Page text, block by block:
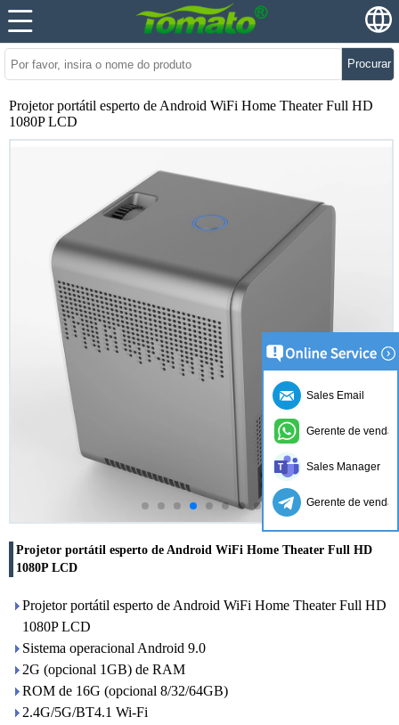
Procurar
Projetor portátil esperto de Android WiFi Home Theater Full HD
1080P LCD
Projetor portátil esperto de Android WiFi Home Theater Full HD
1080P LCD
Projetor portátil esperto de Android WiFi Home Theater Full HD
1080P LCD
Sistema operacional Android 9.0
2G (opcional 1GB) de RAM
ROM de 16G (opcional 8/32/64GB)
2.4G/5G/BT4.1 Wi-Fi
Sales Email
Gerente de vendas
Sales Manager
Gerente de vendas